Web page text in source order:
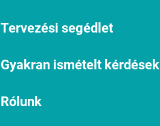
Tervezési segédlet
Gyakran ismételt kérdések
Rólunk